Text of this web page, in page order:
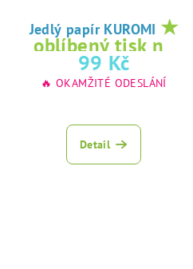
Jedlý papír KUROMI ★
oblíbený tisk na
jedlý papír
99 Kč
🔥 OKAMŽITÉ ODESLÁNÍ
Detail